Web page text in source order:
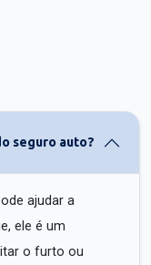
seguro auto?
ajudar a
ele é um
o furto ou